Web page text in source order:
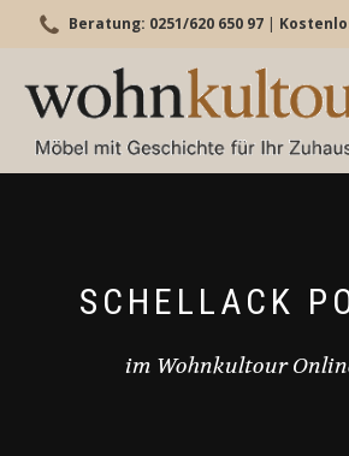
Beratung: 0251/620 650 97 |
SCHELLACK
im Wohnkultour